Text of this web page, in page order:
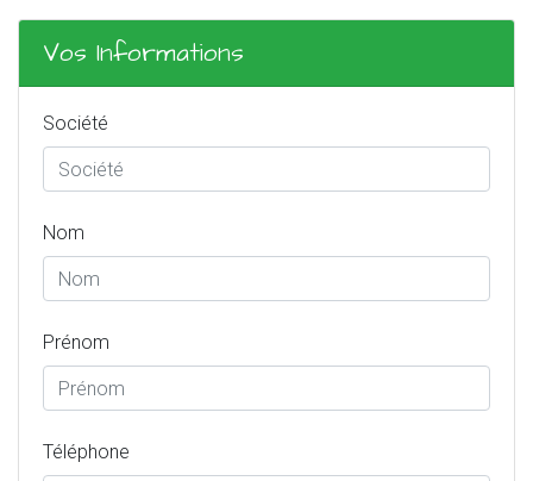
Vos Informations
Société
Nom
Prénom
Téléphone